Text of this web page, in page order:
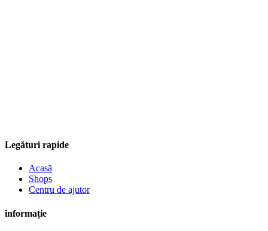
Legături rapide
Acasă
Shops
Centru de ajutor
informație